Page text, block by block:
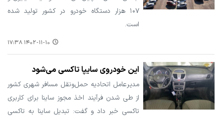
۱۰۷ هزار دستگاه خودرو در کشور تولید شده
است.
۱۴۰۲-۱۱-۱۰ ۱۷:۳۸
این خودروی سایپا تاکسی می‌شود
مدیرعامل اتحادیه حمل‌ونقل مسافر شهری کشور
از طی شدن فرآیند اخذ مجوز ساینا برای کاربری
تاکسی خبر داد و گفت: تبدیل ساینا به تاکسی